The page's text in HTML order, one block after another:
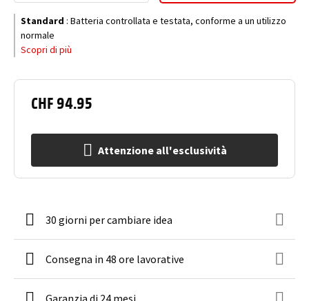
CHF 94.95
Attenzione all'esclusività
Standard : Batteria controllata e testata, conforme a un utilizzo
normale
Scopri di più
30 giorni per cambiare idea
Consegna in 48 ore lavorative
Garanzia di 24 mesi